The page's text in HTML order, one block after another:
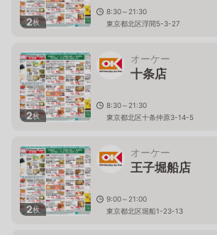
2枚
8:30～21:30
東京都北区浮間5-3-27
2枚
オーケー
十条店
8:30～21:30
東京都北区十条仲原3-14-5
2枚
オーケー
王子堀船店
9:00～21:00
東京都北区堀船1-23-13